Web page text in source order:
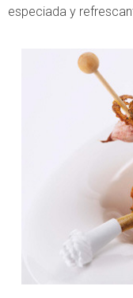
especiada y